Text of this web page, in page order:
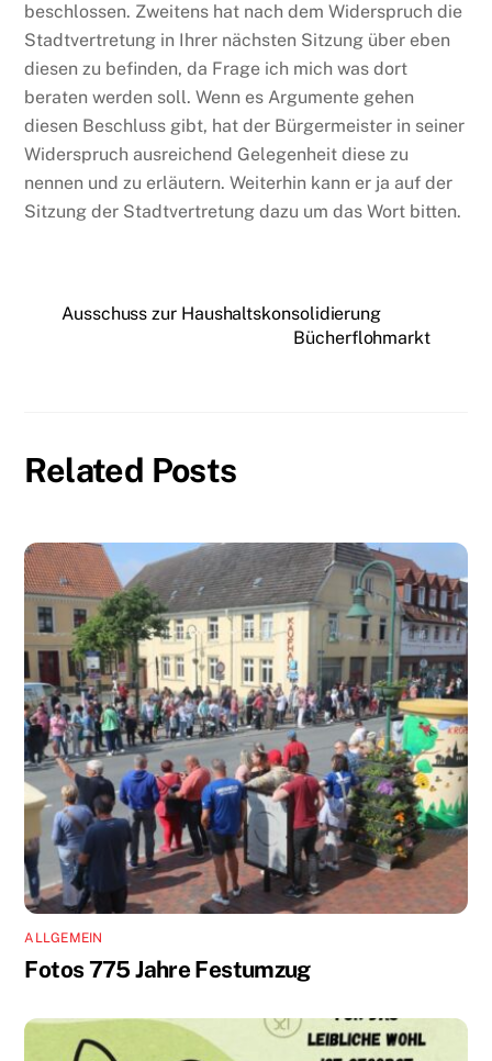
beschlossen. Zweitens hat nach dem Widerspruch die
Stadtvertretung in Ihrer nächsten Sitzung über eben
diesen zu befinden, da Frage ich mich was dort
beraten werden soll. Wenn es Argumente gehen
diesen Beschluss gibt, hat der Bürgermeister in seiner
Widerspruch ausreichend Gelegenheit diese zu
nennen und zu erläutern. Weiterhin kann er ja auf der
Sitzung der Stadtvertretung dazu um das Wort bitten.
Ausschuss zur Haushaltskonsolidierung
Bücherflohmarkt
Related Posts
ALLGEMEIN
Fotos 775 Jahre Festumzug